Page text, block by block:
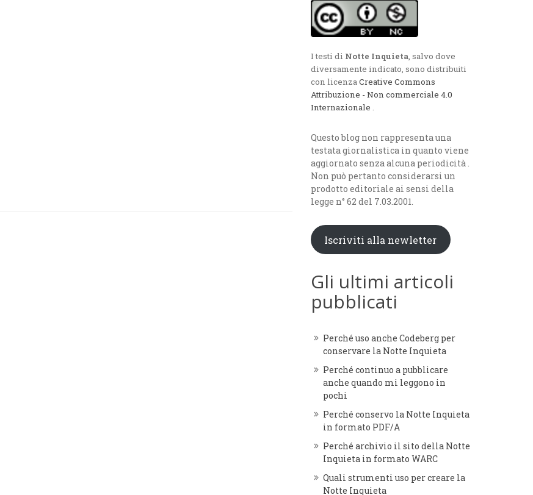
I testi di Notte Inquieta, salvo dove
diversamente indicato, sono distribuiti
con licenzaCreative Commons
Attribuzione - Non commerciale 4.0
Internazionale .
Questo blog non rappresenta una
testata giornalistica in quanto viene
aggiornato senza alcuna periodicità .
Non può pertanto considerarsi un
prodotto editoriale ai sensi della
legge n° 62 del 7.03.2001.
Iscriviti alla newletter
Gli ultimi articoli
pubblicati
Perché uso anche Codeberg per
conservare la Notte Inquieta
Perché continuo a pubblicare
anche quando mi leggono in
pochi
Perché conservo la Notte Inquieta
in formato PDF/A
Perché archivio il sito della Notte
Inquieta in formato WARC
Quali strumenti uso per creare la
Notte Inquieta